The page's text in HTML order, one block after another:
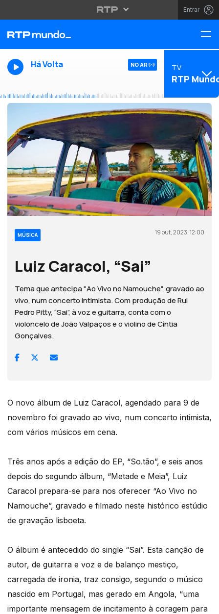
Entrar
Há Volta NO AR TV
RTP
MÚSICA 19 out, 2023, 12:00
Luiz Caracol, “Sai”
Tema que antecipa "Ao Vivo no Namouche", gravado ao
vivo, num concerto intimista. Com produção de Rui
Pedro Pitty, “Sai”, à voz e guitarra, conta com o
violoncelo de João Valpaços e o violino de Cíntia
Gonçalves.
O novo álbum de Luiz Caracol, agendado para 9 de
novembro foi gravado ao vivo, num concerto intimista,
com vários músicos em cena.
Três anos após a edição do EP, “So.tão”, e seis anos
depois do segundo álbum, “Metade e Meia”, Luiz
Caracol prepara-se para nos oferecer “Ao Vivo no
Namouche”, gravado e filmado neste histórico estúdio
de gravação lisboeta.
O álbum é antecedido do single “Sai”. Esta canção de
autor, de guitarra e voz e de balanço mestiço,
carregada de ironia, traz consigo, segundo o músico
nascido em Portugal, mas gerado em Angola, “uma
importante mensagem de incitamento à coragem para